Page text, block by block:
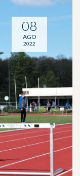
08
AGO
2022